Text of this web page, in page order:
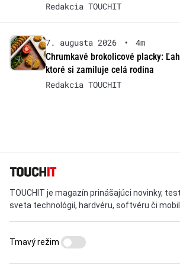
Redakcia TOUCHIT
7. augusta 2026 •
4m
Chrumkavé brokolicové placky:
ktoré si zamiluje celá rodina
Redakcia TOUCHIT
TOUCHIT je magazín prinášajúci novinky,
sveta technológií, hardvéru, softvéru či
Tmavý režim